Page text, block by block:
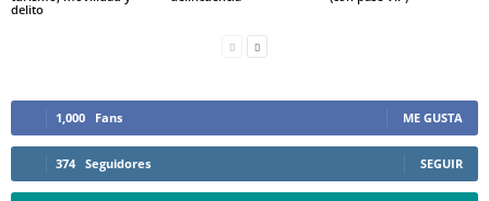
delito
1,000 Fans ME GUSTA
374 Seguidores SEGUIR